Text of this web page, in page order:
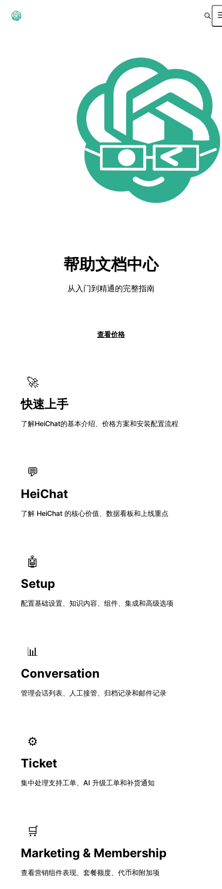
帮助文档中心
从入门到精通的完整指南
查看价格
🚀
快速上手
了解HeiChat的基本介绍、价格方案和安装配置流程
💬
HeiChat
了解 HeiChat 的核心价值、数据看板和上线重点
🤖
Setup
配置基础设置、知识内容、组件、集成和高级选项
📊
Conversation
管理会话列表、人工接管、归档记录和邮件记录
⚙️
Ticket
集中处理支持工单、AI 升级工单和补货通知
🛒
Marketing & Membership
查看营销组件表现、套餐额度、代币和附加项